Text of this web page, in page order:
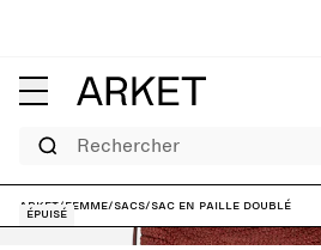
Rechercher
ARKET/Femme/Sacs/Sac en paille doublé
Épuisé